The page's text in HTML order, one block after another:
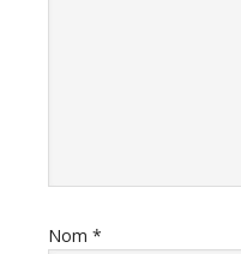
Nom *